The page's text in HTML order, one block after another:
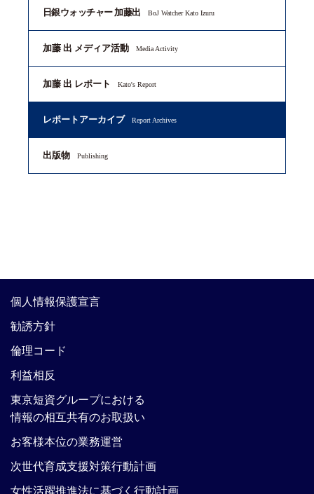
日銀ウォッチャー 加藤出 BoJ Watcher Kato Izuru
加藤 出 メディア活動 Media Activity
加藤 出 レポート Kato's Report
レポートアーカイブ Report Archives
出版物 Publishing
個人情報保護宣言
勧誘方針
倫理コード
利益相反
東京短資グループにおける
情報の相互共有のお取扱い
お客様本位の業務運営
次世代育成支援対策行動計画
女性活躍推進法に基づく行動計画